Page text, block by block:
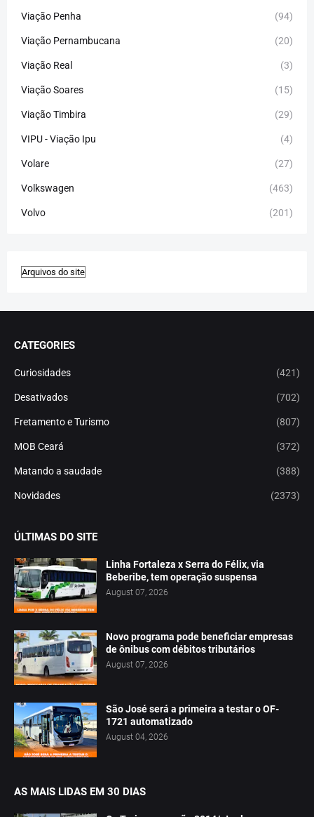
Viação Penha (94)
Viação Pernambucana (20)
Viação Real (3)
Viação Soares (15)
Viação Timbira (29)
VIPU - Viação Ipu (4)
Volare (27)
Volkswagen (463)
Volvo (201)
CATEGORIES
Curiosidades (421)
Desativados (702)
Fretamento e Turismo (807)
MOB Ceará (372)
Matando a saudade (388)
Novidades (2373)
ÚLTIMAS DO SITE
Linha Fortaleza x Serra do Félix, via
Beberibe, tem operação suspensa
August 07, 2026
Novo programa pode beneficiar empresas
de ônibus com débitos tributários
August 07, 2026
São José será a primeira a testar o OF-
1721 automatizado
August 04, 2026
AS MAIS LIDAS EM 30 DIAS